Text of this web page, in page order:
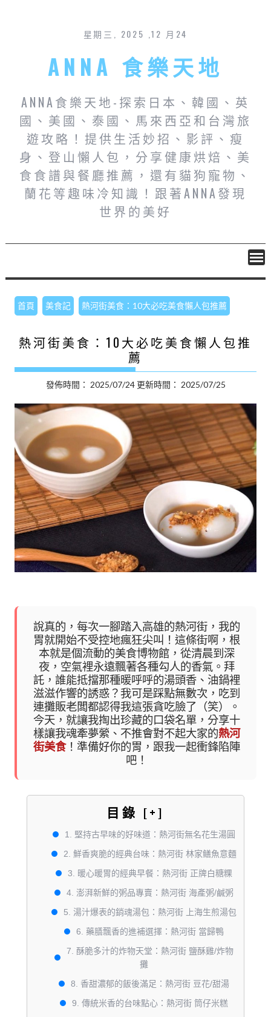
星期三, 2025 ,12 月24
ANNA 食樂天地
ANNA食樂天地-探索日本、韓國、英
國、美國、泰國、馬來西亞和台灣旅
遊攻略！提供生活妙招、影評、瘦
身、登山懶人包，分享健康烘焙、美
食食譜與餐廳推薦，還有貓狗寵物、
蘭花等趣味冷知識！跟著ANNA發現
世界的美好
首頁 美食記 熱河街美食：10大必吃美食懶人包推薦
熱河街美食：10大必吃美食懶人包推
薦
發佈時間： 2025/07/24更新時間： 2025/07/25
說真的，每次一腳踏入高雄的熱河街，我的
胃就開始不受控地瘋狂尖叫！這條街啊，根
本就是個流動的美食博物館，從清晨到深
夜，空氣裡永遠飄著各種勾人的香氣。拜
託，誰能抵擋那種暖呼呼的湯頭香、油鍋裡
滋滋作響的誘惑？我可是踩點無數次，吃到
連攤販老闆都認得我這張貪吃臉了（笑）。
今天，就讓我掏出珍藏的口袋名單，分享十
樣讓我魂牽夢縈、不推會對不起大家的熱河
街美食！準備好你的胃，跟我一起衝鋒陷陣
吧！
目錄 [+]
1. 堅持古早味的好味道：熱河街無名花生湯圓
2. 鮮香爽脆的經典台味：熱河街 林家鳝魚意麵
3. 暖心暖胃的經典早餐：熱河街 正牌白糖粿
4. 澎湃新鮮的粥品專賣：熱河街 海產粥/鹹粥
5. 湯汁爆表的銷魂湯包：熱河街 上海生煎湯包
6. 藥膳飄香的進補選擇：熱河街 當歸鴨
7. 酥脆多汁的炸物天堂：熱河街 鹽酥雞/炸物
攤
8. 香甜濃郁的飯後滿足：熱河街 豆花/甜湯
9. 傳統米香的台味點心：熱河街 筒仔米糕